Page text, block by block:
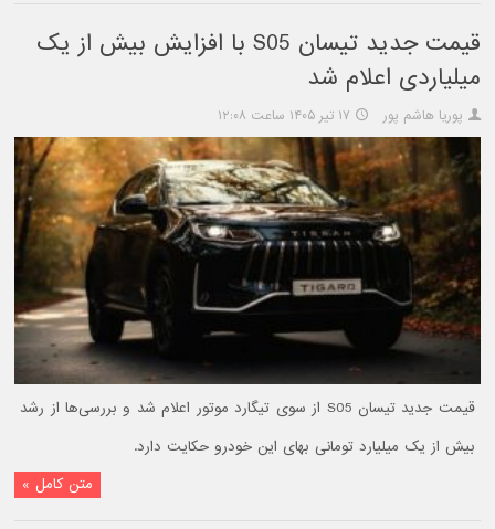
قیمت جدید تیسان S05 با افزایش بیش از یک
میلیاردی اعلام شد
پوریا هاشم پور ۱۷ تیر ۱۴۰۵ ساعت ۱۲:۰۸
قیمت جدید تیسان S05 از سوی تیگارد موتور اعلام شد و بررسی‌ها از رشد
بیش از یک میلیارد تومانی بهای این خودرو حکایت دارد.
متن کامل »